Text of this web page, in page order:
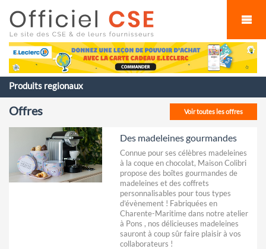
Produits regionaux
Voir toutes les offres
Offres
Des madeleines gourmandes
Connue pour ses célèbres madeleines
à la coque en chocolat, Maison Colibri
propose des boîtes gourmandes de
madeleines et des coffrets
personnalisables pour tous types
d’évènement ! Fabriquées en
Charente-Maritime dans notre atelier
à Pons , nos délicieuses madeleines
sauront à coup sûr faire plaisir à vos
collaborateurs !